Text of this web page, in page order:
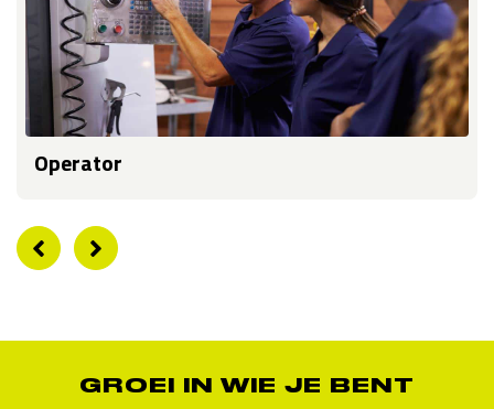
Operator
GROEI IN WIE JE BENT